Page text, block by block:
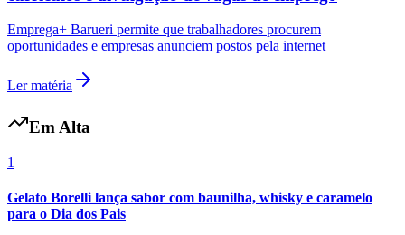
Bahia
Emprega+ Barueri permite que trabalhadores procurem
oportunidades e empresas anunciem postos pela internet
Ler matéria
Em Alta
1
Gelato Borelli lança sabor com baunilha, whisky e caramelo
para o Dia dos Pais